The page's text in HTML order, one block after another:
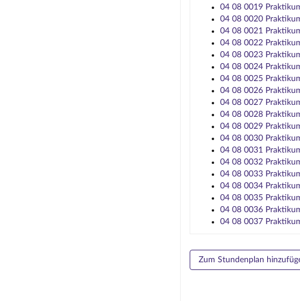
04 08 0019
04 08 0020
04 08 0021
04 08 0022
04 08 0023
04 08 0024
04 08 0025
04 08 0026
04 08 0027
04 08 0028
04 08 0029
04 08 0030
04 08 0031
04 08 0032
04 08 0033
04 08 0034
04 08 0035
04 08 0036
04 08 0037
Zum Stundenplan